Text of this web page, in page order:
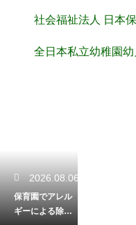
社会福祉法人 日本
全日本私立幼稚園
2026.08.06
保育園でアレル
ギーによる除去